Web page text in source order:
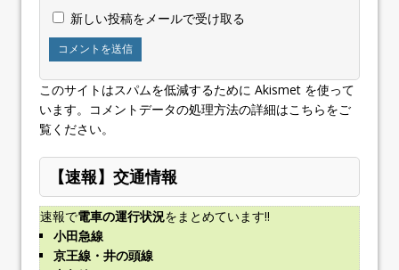
新しい投稿をメールで受け取る
このサイトはスパムを低減するために Akismet を使って
います。 コメントデータの処理方法の詳細はこちらをご
覧ください。
【速報】交通情報
速報で電車の運行状況をまとめています!!
小田急線
京王線・井の頭線